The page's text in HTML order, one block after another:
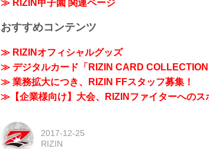
≫ RIZIN甲子園 関連ページ
おすすめコンテンツ
≫ RIZINオフィシャルグッズ
≫ デジタルカード「RIZIN CARD COLLECTION
≫ 業務拡大につき、RIZIN FFスタッフ募集！
≫【企業様向け】大会、RIZINファイターへのス
2017-12-25
RIZIN